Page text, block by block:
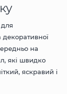
декоративної
на
які швидко
яскравий і